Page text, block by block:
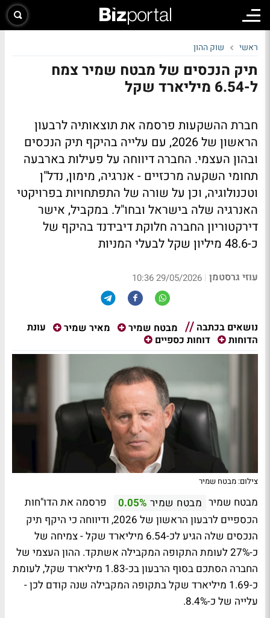
ראשי שוק ההון
תיק הנכסים של מבטח שמיר צמח
ל-6.54 מיליארד שקל
חברת ההשקעות פרסמה את תוצאותיה לרבעון
הראשון של 2026, עם עלייה בהיקף תיק הנכסים
ובהון העצמי. החברה דיווחה על פעילות בארבעה
תחומי השקעה מרכזיים - אנרגיה, מימון, נדל"ן
וטכנולוגיה, וכן על שורה של התפתחויות בפרויקטי
האנרגיה שלה בישראל ובחו"ל. במקביל, אישר
דירקטוריון החברה חלוקת דיבידנד בהיקף של
כ-48.6 מיליון שקל לבעלי המניות
עוזי גרסטמן |
29/05/2026 10:36
נושאים בכתבה מבטח שמיר מאיר שמיר
עונת
הדוחות
דוחות כספיים
צילום: מבטח שמיר
מבטח שמיר מבטח שמיר 0.05%
פרסמה את הדו"חות
הכספיים לרבעון הראשון של 2026, ודיווחה כי היקף תיק
הנכסים שלה הגיע לכ-6.54 מיליארד שקל - צמיחה של
כ-27% לעומת התקופה המקבילה אשתקד. ההון העצמי של
החברה הסתכם בסוף הרבעון בכ-1.83 מיליארד שקל, לעומת
כ-1.69 מיליארד שקל בתקופה המקבילה שנה קודם לכן -
עלייה של כ-8.4%.